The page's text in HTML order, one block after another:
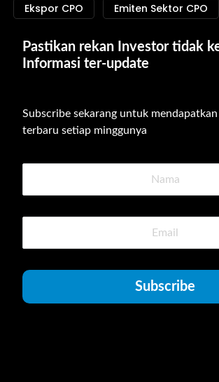
Ekspor CPO
Emiten Sektor CPO
Pastikan rekan Investor tidak
Informasi ter-update
Subscribe sekarang untuk
terbaru setiap minggunya
Subscribe